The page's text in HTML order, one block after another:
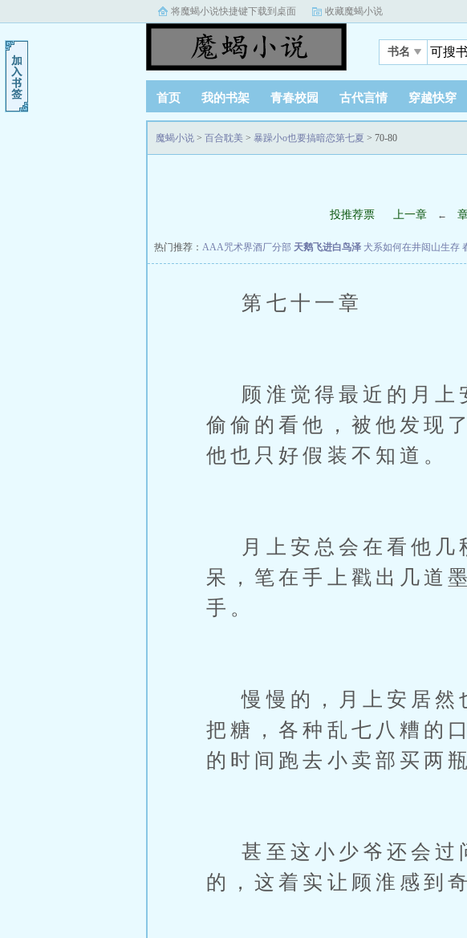
将魔蝎小说快捷键下载到桌面 收藏魔蝎小说
书名
首页 我的书架 青春校园 古代言情 穿越快穿
魔蝎小说 > 百合耽美 > 暴躁小o也要搞暗恋第七夏 > 70-80
投推荐票 上一章 ←
热门推荐： AAA咒术界酒厂分部 天鹅飞进白鸟泽 犬系如何在井闼山生存
第七十一章
顾淮觉得最近的月上
偷偷的看他，被他发现
他也只好假装不知道。
月上安总会在看他几
呆，笔在手上戳出几道
手。
慢慢的，月上安居然
把糖，各种乱七八糟的
的时间跑去小卖部买两
甚至这小少爷还会过
的，这着实让顾淮感到